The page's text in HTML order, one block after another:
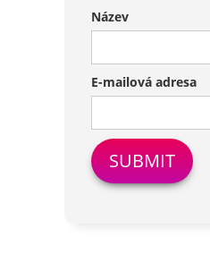
Název
E-mailová adresa